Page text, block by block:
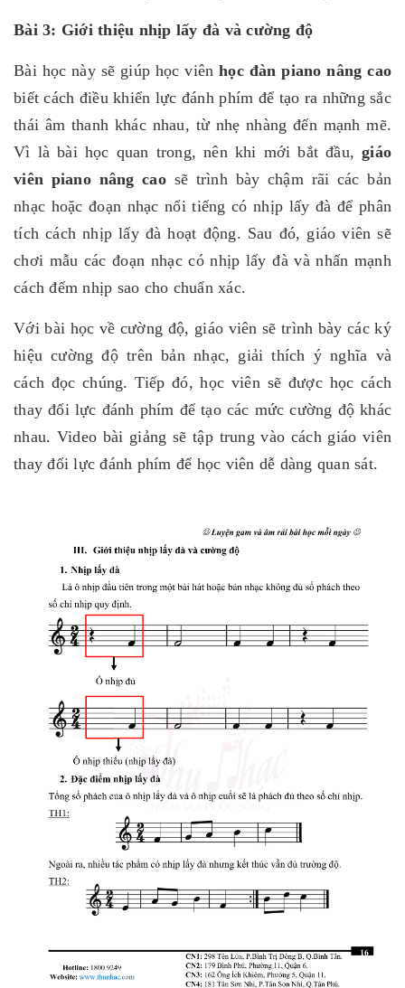
Bài 3: Giới thiệu nhịp lấy đà và cường độ
Bài học này sẽ giúp học viênhọc đàn piano nâng cao
biết cách điều khiển lực đánh phím để tạo ra những sắc
thái âm thanh khác nhau, từ nhẹ nhàng đến mạnh mẽ.
Vì là bài học quan trong, nên khi mới bắt đầu, giáo
viên piano nâng caosẽ trình bày chậm rãi các bản
nhạc hoặc đoạn nhạc nổi tiếng có nhịp lấy đà để phân
tích cách nhịp lấy đà hoạt động. Sau đó, giáo viên sẽ
chơi mẫu các đoạn nhạc có nhịp lấy đà và nhấn mạnh
cách đếm nhịp sao cho chuẩn xác.
Với bài học về cường độ, giáo viên sẽ trình bày các ký
hiệu cường độ trên bản nhạc, giải thích ý nghĩa và
cách đọc chúng. Tiếp đó, học viên sẽ được học cách
thay đổi lực đánh phím để tạo các mức cường độ khác
nhau. Video bài giảng sẽ tập trung vào cách giáo viên
thay đổi lực đánh phím để học viên dễ dàng quan sát.